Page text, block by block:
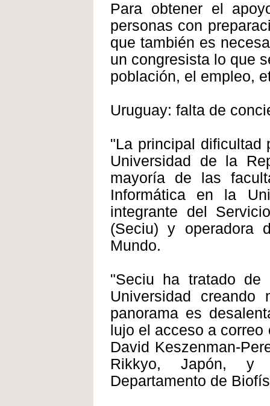
Para obtener el
personas con
que también es
un congresista lo que
población, el empleo,
Uruguay: falta de
"La principal dificultad
Universidad de la
mayoría de las
Informática en la
integrante del
(Seciu) y operadora
Mundo.
"Seciu ha tratado
Universidad
panorama es
lujo el acceso a
David Keszenman-
Rikkyo, Japón, y
Departamento de